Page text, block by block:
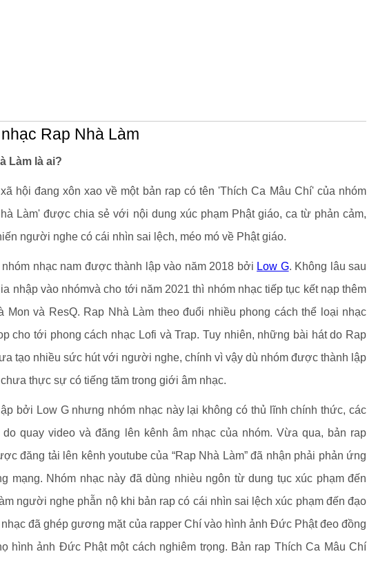
Rap Nhà Làm
Làm là ai?
hội đang xôn xao về một bản rap có tên 'Thích Ca Mâu Chí' của nhóm
Làm' được chia sẻ với nội dung xúc phạm Phật giáo, ca từ phản cảm,
người nghe có cái nhìn sai lệch, méo mó về Phật giáo.
nhóm nhạc nam được thành lập vào năm 2018 bởi Low G. Không lâu sau
nhập vào nhómvà cho tới năm 2021 thì nhóm nhạc tiếp tục kết nạp thêm
Mon và ResQ. Rap Nhà Làm theo đuổi nhiều phong cách thể loại nhạc
cho tới phong cách nhạc Lofi và Trap. Tuy nhiên, những bài hát do Rap
tạo nhiều sức hút với người nghe, chính vì vậy dù nhóm được thành lập
thực sự có tiếng tăm trong giới âm nhạc.
bởi Low G nhưng nhóm nhạc này lại không có thủ lĩnh chính thức, các
quay video và đăng lên kênh âm nhạc của nhóm. Vừa qua, bản rap
đăng tải lên kênh youtube của “Rap Nhà Làm” đã nhận phải phản ứng
mạng. Nhóm nhạc này đã dùng nhièu ngôn từ dung tục xúc phạm đến
người nghe phẫn nộ khi bản rap có cái nhìn sai lệch xúc phạm đến đạo
đã ghép gương mặt của rapper Chí vào hình ảnh Đức Phật đeo đồng
hình ảnh Đức Phật một cách nghiêm trọng. Bản rap Thích Ca Mâu Chí